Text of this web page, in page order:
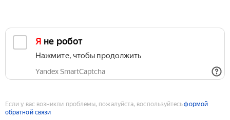
Я не робот
Нажмите, чтобы продолжить
Yandex SmartCaptcha
Если у вас возникли проблемы, пожалуйста, воспользуйтесьформой
обратной связи